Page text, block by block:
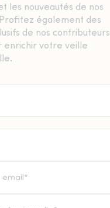
les nouveautés de nos
également des
de nos contributeurs
enrichir votre veille